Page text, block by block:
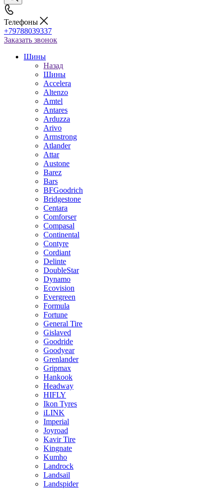
Телефоны
+79788039337
Заказать звонок
Шины
Назад
Шины
Accelera
Altenzo
Amtel
Antares
Arduzza
Arivo
Armstrong
Atlander
Attar
Austone
Barez
Bars
BFGoodrich
Bridgestone
Centara
Comforser
Compasal
Continental
Contyre
Cordiant
Delinte
DoubleStar
Dynamo
Ecovision
Evergreen
Formula
Fortune
General Tire
Gislaved
Goodride
Goodyear
Grenlander
Gripmax
Hankook
Headway
HIFLY
Ikon Tyres
iLINK
Imperial
Joyroad
Kavir Tire
Kingnate
Kumho
Landrock
Landsail
Landspider